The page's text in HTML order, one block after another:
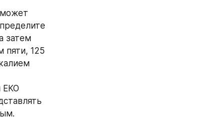
может
затем
пяти, 125
ЕКО